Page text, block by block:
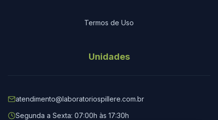
Termos de Uso
Unidades
atendimento@laboratoriospillere.com.br
Segunda a Sexta: 07:00h às 17:30h